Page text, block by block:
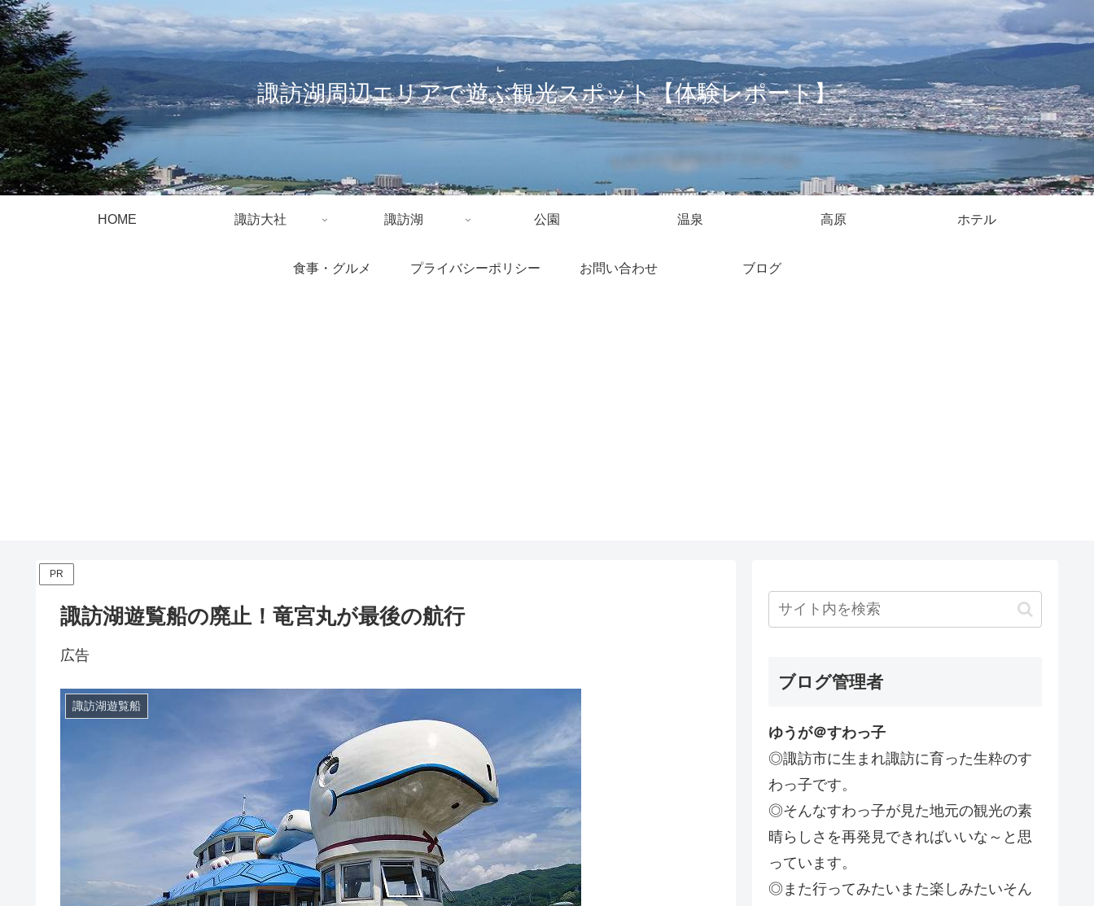
諏訪湖周辺エリアで遊ぶ観光スポット【体験レポート】
HOME 諏訪大社 諏訪湖 公園 温泉 高原 ホテル
食事・グルメ プライバシーポリシー お問い合わせ ブログ
PR
諏訪湖遊覧船の廃止！竜宮丸が最後の航行
広告
諏訪湖遊覧船
ブログ管理者
ゆうが＠すわっ子
◎諏訪市に生まれ諏訪に育った生粋のす
わっ子です。
◎そんなすわっ子が見た地元の観光の素
晴らしさを再発見できればいいな～と思
っています。
◎また行ってみたいまた楽しみたいそん